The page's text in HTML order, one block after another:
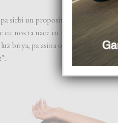
sirbi un proposito. Mescos cu den
nos ta nace cu nos talentonan
briya, pa asina otronan no tin